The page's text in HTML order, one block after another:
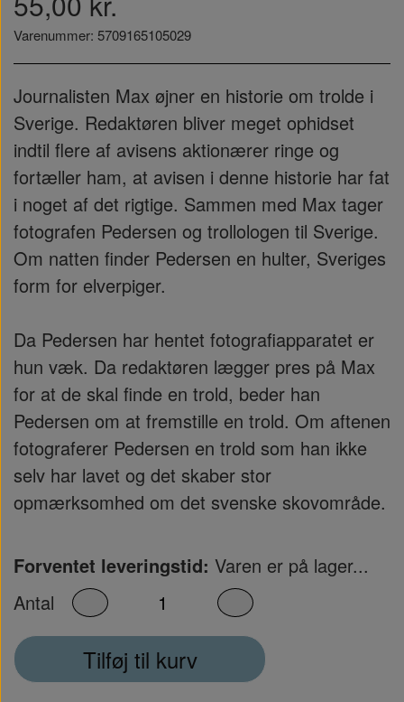
Varenummer: 5709165105029
Journalisten Max øjner en historie om trolde i
Sverige. Redaktøren bliver meget ophidset
indtil flere af avisens aktionærer ringe og
fortæller ham, at avisen i denne historie har fat
i noget af det rigtige. Sammen med Max tager
fotografen Pedersen og trollologen til Sverige.
Om natten finder Pedersen en hulter, Sveriges
form for elverpiger.
Da Pedersen har hentet fotografiapparatet er
hun væk. Da redaktøren lægger pres på Max
for at de skal finde en trold, beder han
Pedersen om at fremstille en trold. Om aftenen
fotograferer Pedersen en trold som han ikke
selv har lavet og det skaber stor
opmærksomhed om det svenske skovområde.
Forventet leveringstid: Varen er på lager...
Antal
Tilføj til kurv